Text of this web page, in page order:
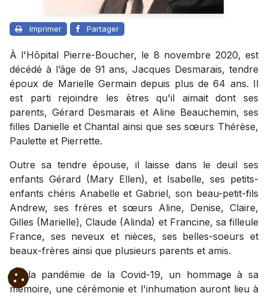
Imprimer Partager
À l'Hôpital Pierre-Boucher, le 8 novembre 2020, est
décédé à l’âge de 91 ans, Jacques Desmarais, tendre
époux de Marielle Germain depuis plus de 64 ans. Il
est parti rejoindre les êtres qu'il aimait dont ses
parents, Gérard Desmarais et Aline Beauchemin, ses
filles Danielle et Chantal ainsi que ses sœurs Thérèse,
Paulette et Pierrette.
Outre sa tendre épouse, il laisse dans le deuil ses
enfants Gérard (Mary Ellen), et Isabelle, ses petits-
enfants chéris Anabelle et Gabriel, son beau-petit-fils
Andrew, ses frères et sœurs Aline, Denise, Claire,
Gilles (Marielle), Claude (Alinda) et Francine, sa filleule
France, ses neveux et nièces, ses belles-soeurs et
beaux-frères ainsi que plusieurs parents et amis.
Vu la pandémie de la Covid-19, un hommage à sa
mémoire, une cérémonie et l'inhumation auront lieu à